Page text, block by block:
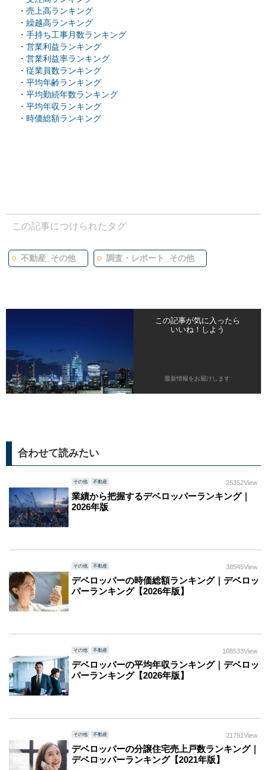
・ 売上高ランキング
・ 繰越高ランキング
・ 手持ち工事月数ランキング
・ 営業利益ランキング
・ 営業利益率ランキング
・ 従業員数ランキング
・ 平均年齢ランキング
・ 平均勤続年数ランキング
・ 平均年収ランキング
・ 時価総額ランキング
この記事につけられたタグ
不動産_その他 調査・レポート_その他
この記事が気に入ったら
いいね！しよう
最新情報をお届けします
合わせて読みたい
その他 不動産 25352View
業績から把握するデベロッパーランキング｜
2026年版
その他 不動産 38545View
デベロッパーの時価総額ランキング｜デベロッ
パーランキング【2026年版】
その他 不動産 108533View
デベロッパーの平均年収ランキング｜デベロッ
パーランキング【2026年版】
その他 不動産 21791View
デベロッパーの分譲住宅売上戸数ランキング｜
デベロッパーランキング【2021年版】